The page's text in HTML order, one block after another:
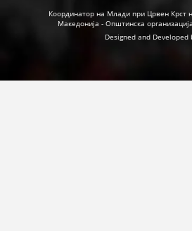
Координатор на Млади при Црвен Крст
Македонија - Општинска
Designed and Developed